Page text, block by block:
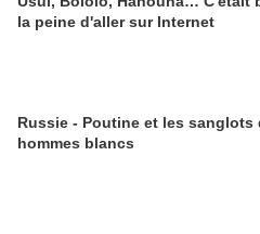
la peine d'aller sur Internet
Russie - Poutine et les sanglots
hommes blancs